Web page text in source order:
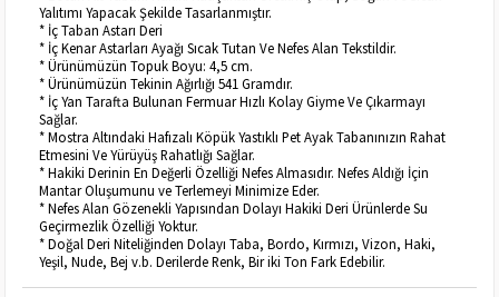
Yalıtımı Yapacak Şekilde Tasarlanmıştır.
* İç Taban Astarı Deri
* İç Kenar Astarları Ayağı Sıcak Tutan Ve Nefes Alan Tekstildir.
* Ürünümüzün Topuk Boyu: 4,5 cm.
* Ürünümüzün Tekinin Ağırlığı 541 Gramdır.
* İç Yan Tarafta Bulunan Fermuar Hızlı Kolay Giyme Ve Çıkarmayı
Sağlar.
* Mostra Altındaki Hafızalı Köpük Yastıklı Pet Ayak Tabanınızın Rahat
Etmesini Ve Yürüyüş Rahatlığı Sağlar.
* Hakiki Derinin En Değerli Özelliği Nefes Almasıdır. Nefes Aldığı İçin
Mantar Oluşumunu ve Terlemeyi Minimize Eder.
* Nefes Alan Gözenekli Yapısından Dolayı Hakiki Deri Ürünlerde Su
Geçirmezlik Özelliği Yoktur.
* Doğal Deri Niteliğinden Dolayı Taba, Bordo, Kırmızı, Vizon, Haki,
Yeşil, Nude, Bej v.b. Derilerde Renk, Bir iki Ton Fark Edebilir.